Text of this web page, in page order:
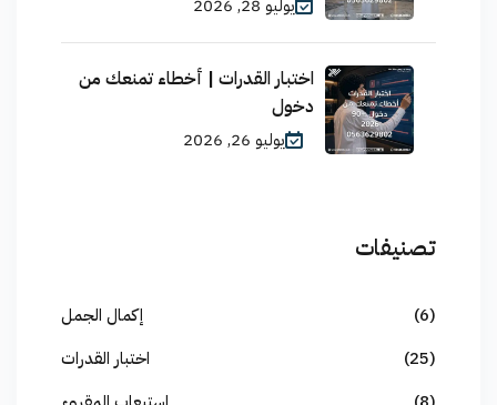
يوليو 28, 2026
اختبار القدرات | أخطاء تمنعك من
دخول
يوليو 26, 2026
تصنيفات
إكمال الجمل
(6)
اختبار القدرات
(25)